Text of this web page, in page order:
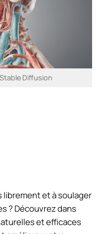
Diffusion
librement et à soulager
? Découvrez dans
et efficaces